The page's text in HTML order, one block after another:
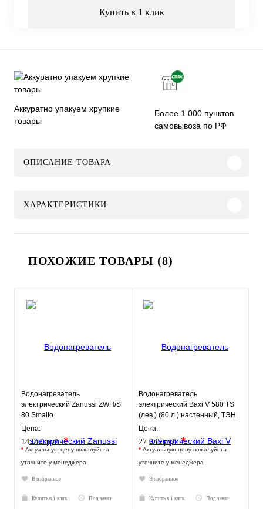
Купить в 1 клик
Аккуратно упакуем хрупкие
товары
Более 1 000 пунктов
самовывоза по РФ
ОПИСАНИЕ ТОВАРА
ХАРАКТЕРИСТИКИ
ПОХОЖИЕ ТОВАРЫ (8)
Водонагреватель
электрический Zanussi ZWH/S
80 Smalto
Цена:
14 050 руб.*
* Актуальную цену пожалуйста
уточните у менеджера
В избранное
Купить в 1 клик Под заказ
Водонагреватель
электрический Baxi V 580 TS
(лев.) (80 л.) настенный, ТЭН
1,5 кВт.
Цена:
27 035 руб.*
* Актуальную цену пожалуйста
уточните у менеджера
В избранное
Купить в 1 клик Под заказ